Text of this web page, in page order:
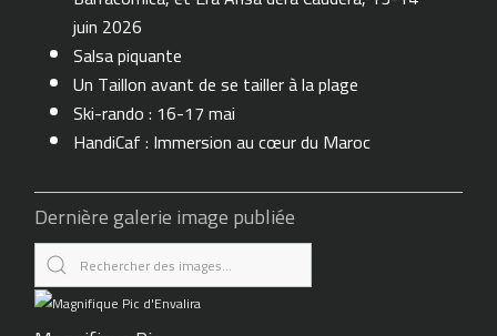
juin 2026
Salsa piquante
Un Taillon avant de se tailler à la plage
Ski-rando : 16-17 mai
HandiCaf : Immersion au cœur du Maroc
Dernière galerie image publiée